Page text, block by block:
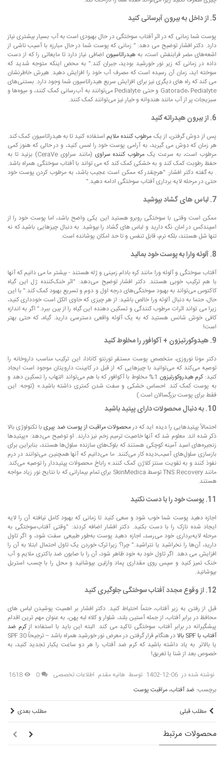
5. از داخل به بیرون آبرسانی کنید
پوست شما زمانی که در اثر آفتاب سوختگی در حال بهبودی است به آب بسیار بیشتری نیاز
دارد. دکتر افشار توضیح می دهد: " زمانی که پوست شما در حال مبارزه با آسیب ناشی از
اشعه‌های مضر فرابنفش است، به هیدراتاسیون اضافی نیاز دارد تا مایعاتی را که از دست
داده در زمانی که زیر نور خورشید بودید، جبران کند." به محض اینکه متوجه شدید که
سوخته اید، زمان آن رسیده است که مصرف آب خود را افزایش دهید. هیرش خاطرنشان
می کند که راه های دیگری نیز برای افزایش سریع هیدراتاسیون شما وجود دارد. بستنی‌های
Gatorade، Pedialyte و حتی Pedialyte می‌توانند به آب‌رسانی کمک کنند، و میوه‌ها و
سبزیجات پر از آب مانند هندوانه و خیار نیز می‌توانند کمک کنند.
6. از بیرون هیدراته کنید
پس از دوش گرفتن، از یک مرطوب کننده ملایم استفاده کنید تا به هیدراتاسیون کمک کند.
هر زمان که دوش می گیرید، به آرامی پوست خود را لمس کنید، و در حالی که هنوز کمی
مرطوب است، به سرعت یک مرطوب کننده سراوی
(مانند سراوی CeraVe) بزنید تا به
حفظ رطوبت کمک کند و به خشکی کمک کند که می تواند با آفتاب سوختگی همراه باشد.
. به گفته دکتر افشار: "هرچقدر که ممکن است عجیب باشد، به مرطوب کردن پوست خود
حتی در مرحله لایه برداری آفتاب سوختگی ادامه دهید."
7. لباس های گشاد بپوشید
ممکن است وقتی با سوختگی روبرو هستید این یکی واضح باشد، اما پوست خود را از
اسپندکس در امان نگه دارید و لباس های گشاد را بپوشید. به دنبال چیزهایی باشید که نه
تنها شل هستند، بلکه نرم، قابل تنفس و تا حد امکان پوشانده است.
8. آلوئه وارا به پوست خود بمالید
آفتاب سوختگی و آلوئه ورا مانند کره بادام زمینی و ژله هستند - بیشتر ما می دانیم که آنها
با هم ترکیب خوبی هستند. دکتر افشار توضیح می‌دهد: "اثر خنک‌کننده ژل این گیاه
کاکتوس می‌تواند به بهبود سوختگی‌های درجه اول و دوم و تسریع بهبود کمک کند." با این
حال، حتما به دنبال آلوئه ورا خالص باشید: از هر چیزی که حاوی الکل است خودداری کنید،
زیرا می تواند اثرات مرطوب کنندگی و تسکین دهنده این گیاه را از بین ببرد." اگر به اندازه
کافی خوش شانس هستید که به یک آلوئه واقعی دسترسی دارید. گیاه، که حتی بهتر
است!
9. هیدوکورتیزون + آکوافور را مخلوط کنید
دکتر مونا نوروزی، متخصص پوست مستقر تورنتو کانادا، این ترکیب مناسب داروخانه را
توصیه می‌کند که می‌توانید با چیزهایی که از قبل در کابینت دارویتان موجود است ایجاد
کنید:کرم هیدروکورتیزون
1% مخلوط با آکوافور که با هم می‌تواند التهاب را تسکین دهد و
به پوست کمک کند. احساس خشکی و سفت شدن کمتری داشته باشید.» (توجه: این
فقط برای پوست بزرگسالان است.)
10. به دنبال محصولات دارای پپتید باشید
احتمالاً پپتیدهایی را دیده اید که درمحصولات مراقبت از پوست ضد پیریبا تکنولوژی بالا
ذکر شده اند. معلوم شد که آنها خاصیت ترمیم زخم نیز دارند. او توضیح می‌دهد: «پپتیدها
زنجیره‌های اسید آمینه کوچکی هستند که بلوک‌های سازنده سلول‌ها هستند، بنابراین برای
بازسازی سلول‌های آسیب‌دیده کار می‌کنند. ما می‌دانیم که آنها همچنین می‌توانند در درم
نفوذ کنند و به تقویت سنتز کلاژن کمک کنند.» راباخ محصولات پپتیددار را توصیه می‌کند.
مانند TNS Recovery توسط SkinMedica برای تمام بیمارانی که با نتایج نور زیاد مواجه
هستند.
11. پوست خود را با دست نکنید
اجازه دهید پوست شما خوب شود و سعی کنید تا زمانی که بهبود کامل نیافته آن را لایه
ایجاد شده نازک را با دست بکنید. دکتر افشار اضافه کردند: "وقتی آفتاب‌سوختگی به
مرحله لایه‌برداری خود می‌رسد، اجازه دهید پوست به‌طور طبیعی سفت شود، و اگر تاول
دارید، آن‌ها را نخراشید یا نتراشید." چرا؟ زیرا ترک خوردن یک تاول احتمال ابتلا به آن را
افزایش می دهد. اگر تاول خود به خود ظاهر شود، آن را با صابون ضد باکتری ملایم و آب
خنک تمیز کنید و سپس روی مقداری پماد وازلین بپوشانید و محل را با چسب استریل
بپوشانید.
12. از وقوع مجدد آفتاب سوختگی جلوگیری کنید
قبل از رفتن به زیر آفتاب، حتماً احتیاط کنید. دکتر افشار بر اهمیت پوشیدن لباس های
محافظ در برابر آفتاب، از جمله آستین بلند، شلوار و کلاه لبه پهن، به عنوان مهم ترین اقدام
پیشگیرانه در برابر آفتاب سوختگی تاکید می کند. البته این باید با استفاده ازکرم ضد
آفتاب با SPF بالا
در هنگام قرار گرفتن در معرض نور خورشید همراه باشد – ترجیحاً SPF 30
یا بالاتر. به یاد داشته باشید که کرم ضد آفتاب را هر دو ساعت یکبار تجدید کنید، به
خصوص بعد از شنا یا تعریق!
نوشته شده در 1402-12-06 توسط هانیه مقدم اطلاعات تخصصی 0
1618
برچسب: ضد آفتاب، مراقبت پوست
مطلب قبلی مطلب بعدی
محصولات مرتبط